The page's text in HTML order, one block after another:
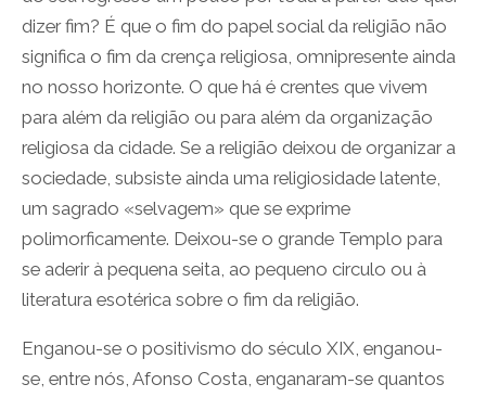
dizer fim? É que o fim do papel social da religião não
significa o fim da crença religiosa, omnipresente ainda
no nosso horizonte. O que há é crentes que vivem
para além da religião ou para além da organização
religiosa da cidade. Se a religião deixou de organizar a
sociedade, subsiste ainda uma religiosidade latente,
um sagrado «selvagem» que se exprime
polimorficamente. Deixou-se o grande Templo para
se aderir à pequena seita, ao pequeno circulo ou à
literatura esotérica sobre o fim da religião.
Enganou-se o positivismo do século XIX, enganou-
se, entre nós, Afonso Costa, enganaram-se quantos